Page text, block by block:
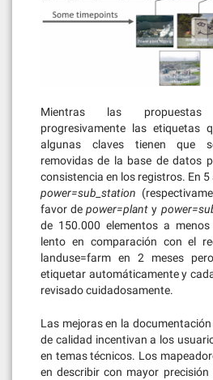
Mientras las
progresivamente las etiquetas
algunas claves tienen que
removidas de la base de datos
consistencia en los registros. En 5
power=sub_station
favor depower=plant y
de 150.000 elementos a
lento en comparación con el
landuse=farm en 2 meses
etiquetar automáticamente y
revisado cuidadosamente.
Las mejoras en la
de calidad incentivan a los
en temas técnicos. Los
en describir con mayor